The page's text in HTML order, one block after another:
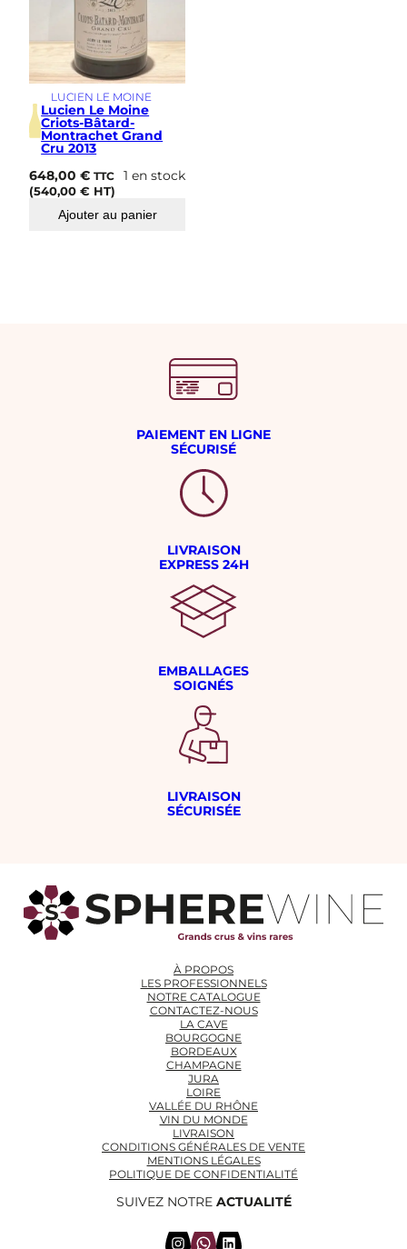
LUCIEN LE MOINE
Lucien Le Moine
Criots-Bâtard-
Montrachet Grand
Cru 2013
648,00€ TTC
(540,00€ HT)
1 en stock
Ajouter au panier
PAIEMENT EN LIGNE
SÉCURISÉ
LIVRAISON
EXPRESS 24H
EMBALLAGES
SOIGNÉS
LIVRAISON
SÉCURISÉE
À PROPOS
LES PROFESSIONNELS
NOTRE CATALOGUE
CONTACTEZ-NOUS
LA CAVE
BOURGOGNE
BORDEAUX
CHAMPAGNE
JURA
LOIRE
VALLÉE DU RHÔNE
VIN DU MONDE
LIVRAISON
CONDITIONS GÉNÉRALES DE VENTE
MENTIONS LÉGALES
POLITIQUE DE CONFIDENTIALITÉ
SUIVEZ NOTRE ACTUALITÉ
InstagramWhatsApp LinkedIn